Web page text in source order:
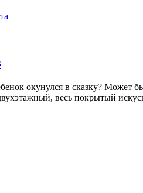
окунулся в сказку? Может
весь покрытый